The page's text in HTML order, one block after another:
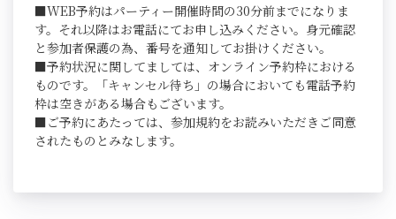
■WEB予約はパーティー開催時間の30分前までになりま
す。それ以降はお電話にてお申し込みください。身元確認
と参加者保護の為、番号を通知してお掛けください。
■予約状況に関してましては、オンライン予約枠における
ものです。「キャンセル待ち」の場合においても電話予約
枠は空きがある場合もございます。
■ご予約にあたっては、参加規約をお読みいただきご同意
されたものとみなします。